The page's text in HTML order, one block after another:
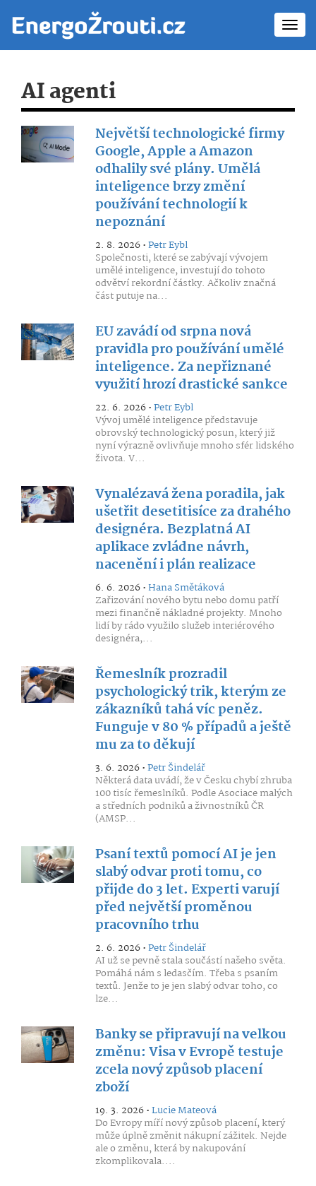
AI agenti
Největší technologické firmy
Google, Apple a Amazon
odhalily své plány. Umělá
inteligence brzy změní
používání technologií k
nepoznání
2. 8. 2026 •Petr Eybl
Společnosti, které se zabývají vývojem
umělé inteligence, investují do tohoto
odvětví rekordní částky. Ačkoliv značná
část putuje na...
EU zavádí od srpna nová
pravidla pro používání umělé
inteligence. Za nepřiznané
využití hrozí drastické sankce
22. 6. 2026 •Petr Eybl
Vývoj umělé inteligence představuje
obrovský technologický posun, který již
nyní výrazně ovlivňuje mnoho sfér lidského
života. V...
Vynalézavá žena poradila, jak
ušetřit desetitisíce za drahého
designéra. Bezplatná AI
aplikace zvládne návrh,
nacenění i plán realizace
6. 6. 2026 •Hana Smětáková
Zařizování nového bytu nebo domu patří
mezi finančně nákladné projekty. Mnoho
lidí by rádo využilo služeb interiérového
designéra,...
Řemeslník prozradil
psychologický trik, kterým ze
zákazníků tahá víc peněz.
Funguje v 80 % případů a ještě
mu za to děkují
3. 6. 2026 •Petr Šindelář
Některá data uvádí, že v Česku chybí zhruba
100 tisíc řemeslníků. Podle Asociace malých
a středních podniků a živnostníků ČR
(AMSP...
Psaní textů pomocí AI je jen
slabý odvar proti tomu, co
přijde do 3 let. Experti varují
před největší proměnou
pracovního trhu
2. 6. 2026 •Petr Šindelář
AI už se pevně stala součástí našeho světa.
Pomáhá nám s ledasčím. Třeba s psaním
textů. Jenže to je jen slabý odvar toho, co
lze...
Banky se připravují na velkou
změnu: Visa v Evropě testuje
zcela nový způsob placení
zboží
19. 3. 2026 •Lucie Mateová
Do Evropy míří nový způsob placení, který
může úplně změnit nákupní zážitek. Nejde
ale o změnu, která by nakupování
zkomplikovala....